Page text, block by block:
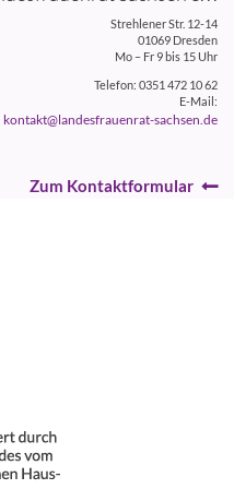
Strehlener Str. 12-14
01069 Dresden
Mo – Fr 9 bis 15 Uhr
Telefon: 0351 472 10 62
E-Mail:
kontakt@landesfrauenrat-sachsen.de
Zum Kontaktformular